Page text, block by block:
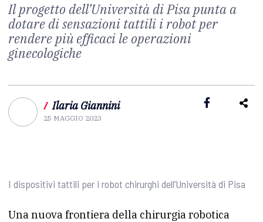
Il progetto dell’Università di Pisa punta a
dotare di sensazioni tattili i robot per
rendere più efficaci le operazioni
ginecologiche
/ Ilaria Giannini
25 MAGGIO 2023
I dispositivi tattili per i robot chirurghi dell’Università di Pisa
Una nuova frontiera della chirurgia robotica